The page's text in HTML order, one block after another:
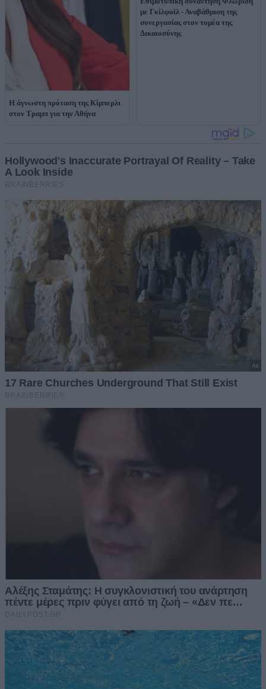
Η άγνωστη πρόταση της Κίμπερλι
στον Τραμπ για την Αθήνα
με Γκίλφοϊλ - Αναβάθμιση της
συνεργασίας στον τομέα της
Δικαιοσύνης